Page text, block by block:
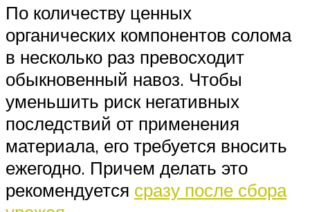
По количеству ценных
органических компонентов солома
в несколько раз превосходит
обыкновенный навоз. Чтобы
уменьшить риск негативных
последствий от применения
материала, его требуется вносить
ежегодно. Причем делать это
рекомендуется сразу после сбора